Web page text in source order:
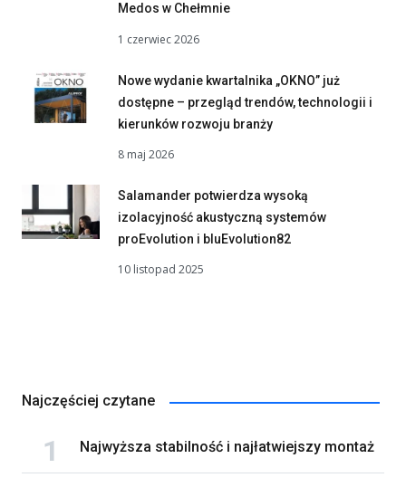
Medos w Chełmnie
1 czerwiec 2026
Nowe wydanie kwartalnika „OKNO” już
dostępne – przegląd trendów, technologii i
kierunków rozwoju branży
8 maj 2026
Salamander potwierdza wysoką
izolacyjność akustyczną systemów
proEvolution i bluEvolution82
10 listopad 2025
Najczęściej czytane
Najwyższa stabilność i najłatwiejszy montaż